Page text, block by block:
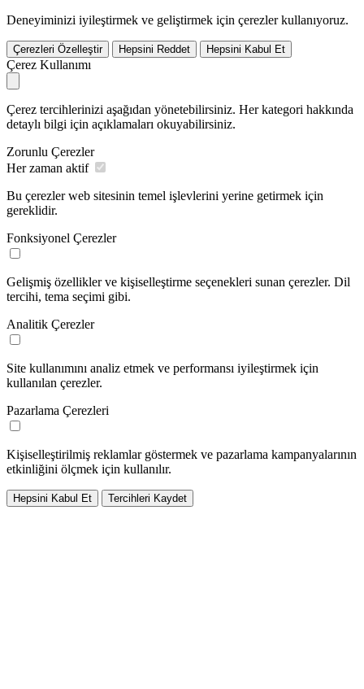
Deneyiminizi iyileştirmek ve geliştirmek için çerezler kullanıyoruz.
Çerezleri Özelleştir Hepsini Reddet Hepsini Kabul Et
Çerez Kullanımı
Çerez tercihlerinizi aşağıdan yönetebilirsiniz. Her kategori hakkında
detaylı bilgi için açıklamaları okuyabilirsiniz.
Zorunlu Çerezler
Her zaman aktif
Bu çerezler web sitesinin temel işlevlerini yerine getirmek için
gereklidir.
Fonksiyonel Çerezler
Gelişmiş özellikler ve kişiselleştirme seçenekleri sunan çerezler. Dil
tercihi, tema seçimi gibi.
Analitik Çerezler
Site kullanımını analiz etmek ve performansı iyileştirmek için
kullanılan çerezler.
Pazarlama Çerezleri
Kişiselleştirilmiş reklamlar göstermek ve pazarlama kampanyalarının
etkinliğini ölçmek için kullanılır.
Hepsini Kabul Et Tercihleri Kaydet